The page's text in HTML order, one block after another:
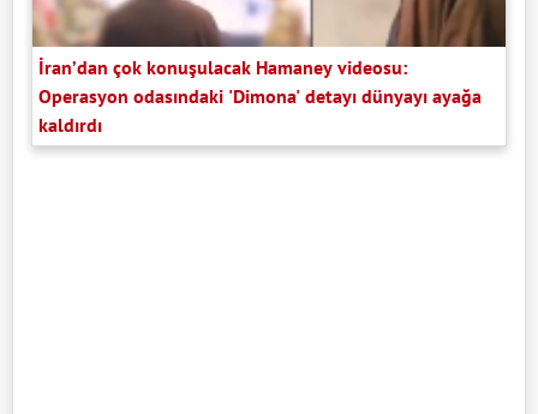
İran’dan çok konuşulacak Hamaney videosu:
Operasyon odasındaki 'Dimona' detayı dünyayı ayağa
kaldırdı